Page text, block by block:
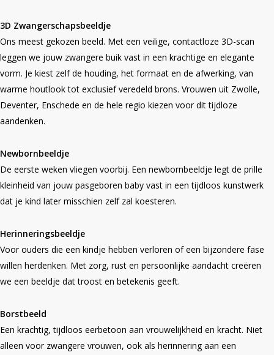
3D Zwangerschapsbeeldje
Ons meest gekozen beeld. Met een veilige, contactloze 3D-scan
leggen we jouw zwangere buik vast in een krachtige en elegante
vorm. Je kiest zelf de houding, het formaat en de afwerking, van
warme houtlook tot exclusief veredeld brons. Vrouwen uit Zwolle,
Deventer, Enschede en de hele regio kiezen voor dit tijdloze
aandenken.
Newbornbeeldje
De eerste weken vliegen voorbij. Een newbornbeeldje legt de prille
kleinheid van jouw pasgeboren baby vast in een tijdloos kunstwerk
dat je kind later misschien zelf zal koesteren.
Herinneringsbeeldje
Voor ouders die een kindje hebben verloren of een bijzondere fase
willen herdenken. Met zorg, rust en persoonlijke aandacht creëren
we een beeldje dat troost en betekenis geeft.
Borstbeeld
Een krachtig, tijdloos eerbetoon aan vrouwelijkheid en kracht. Niet
alleen voor zwangere vrouwen, ook als herinnering aan een